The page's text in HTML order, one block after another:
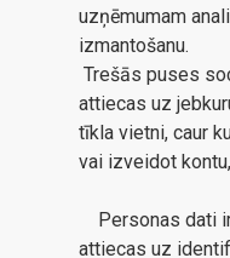
uzņēmumam
izmantošanu.
Trešās puses
attiecas uz
tīkla vietni, caur
vai izveidot
Personas dati
attiecas uz